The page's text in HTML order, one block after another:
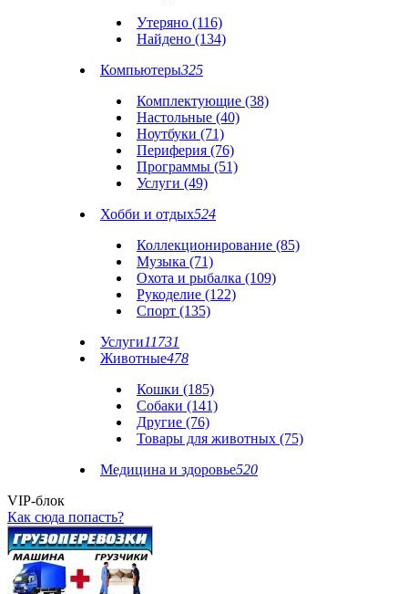
Утеряно (116)
Найдено (134)
Компьютеры325
Комплектующие (38)
Настольные (40)
Ноутбуки (71)
Периферия (76)
Программы (51)
Услуги (49)
Хобби и отдых524
Коллекционирование (85)
Музыка (71)
Охота и рыбалка (109)
Рукоделие (122)
Спорт (135)
Услуги11731
Животные478
Кошки (185)
Собаки (141)
Другие (76)
Товары для животных (75)
Медицина и здоровье520
VIP-блок
Как сюда попасть?